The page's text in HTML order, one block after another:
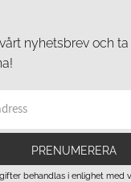
nyhetsbrev och
PRENUMERERA
behandlas i enlighet med